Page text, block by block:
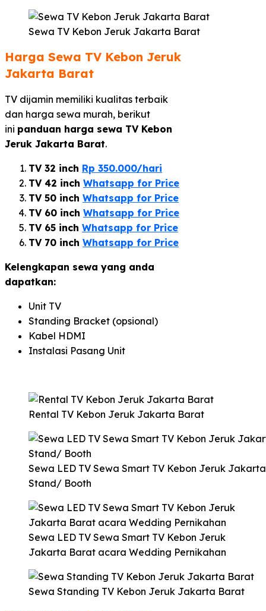
Sewa TV Kebon Jeruk Jakarta Barat
Harga Sewa TV Kebon Jeruk
Jakarta Barat
TV dijamin memiliki kualitas terbaik
dan harga sewa murah, berikut
ini panduan harga sewa TV Kebon
Jeruk Jakarta Barat.
TV 32 inch Rp 350.000/hari
TV 42 inch Whatsapp for Price
TV 50 inch Whatsapp for Price
TV 60 inch Whatsapp for Price
TV 65 inch Whatsapp for Price
TV 70 inch Whatsapp for Price
Kelengkapan sewa yang anda
dapatkan:
Unit TV
Standing Bracket (opsional)
Kabel HDMI
Instalasi Pasang Unit
Rental TV Kebon Jeruk Jakarta Barat
Sewa LED TV Sewa Smart TV Kebon Jeruk
Stand/ Booth
Sewa LED TV Sewa Smart TV Kebon Jeruk
Jakarta Barat acara Wedding Pernikahan
Sewa Standing TV Kebon Jeruk Jakarta Barat